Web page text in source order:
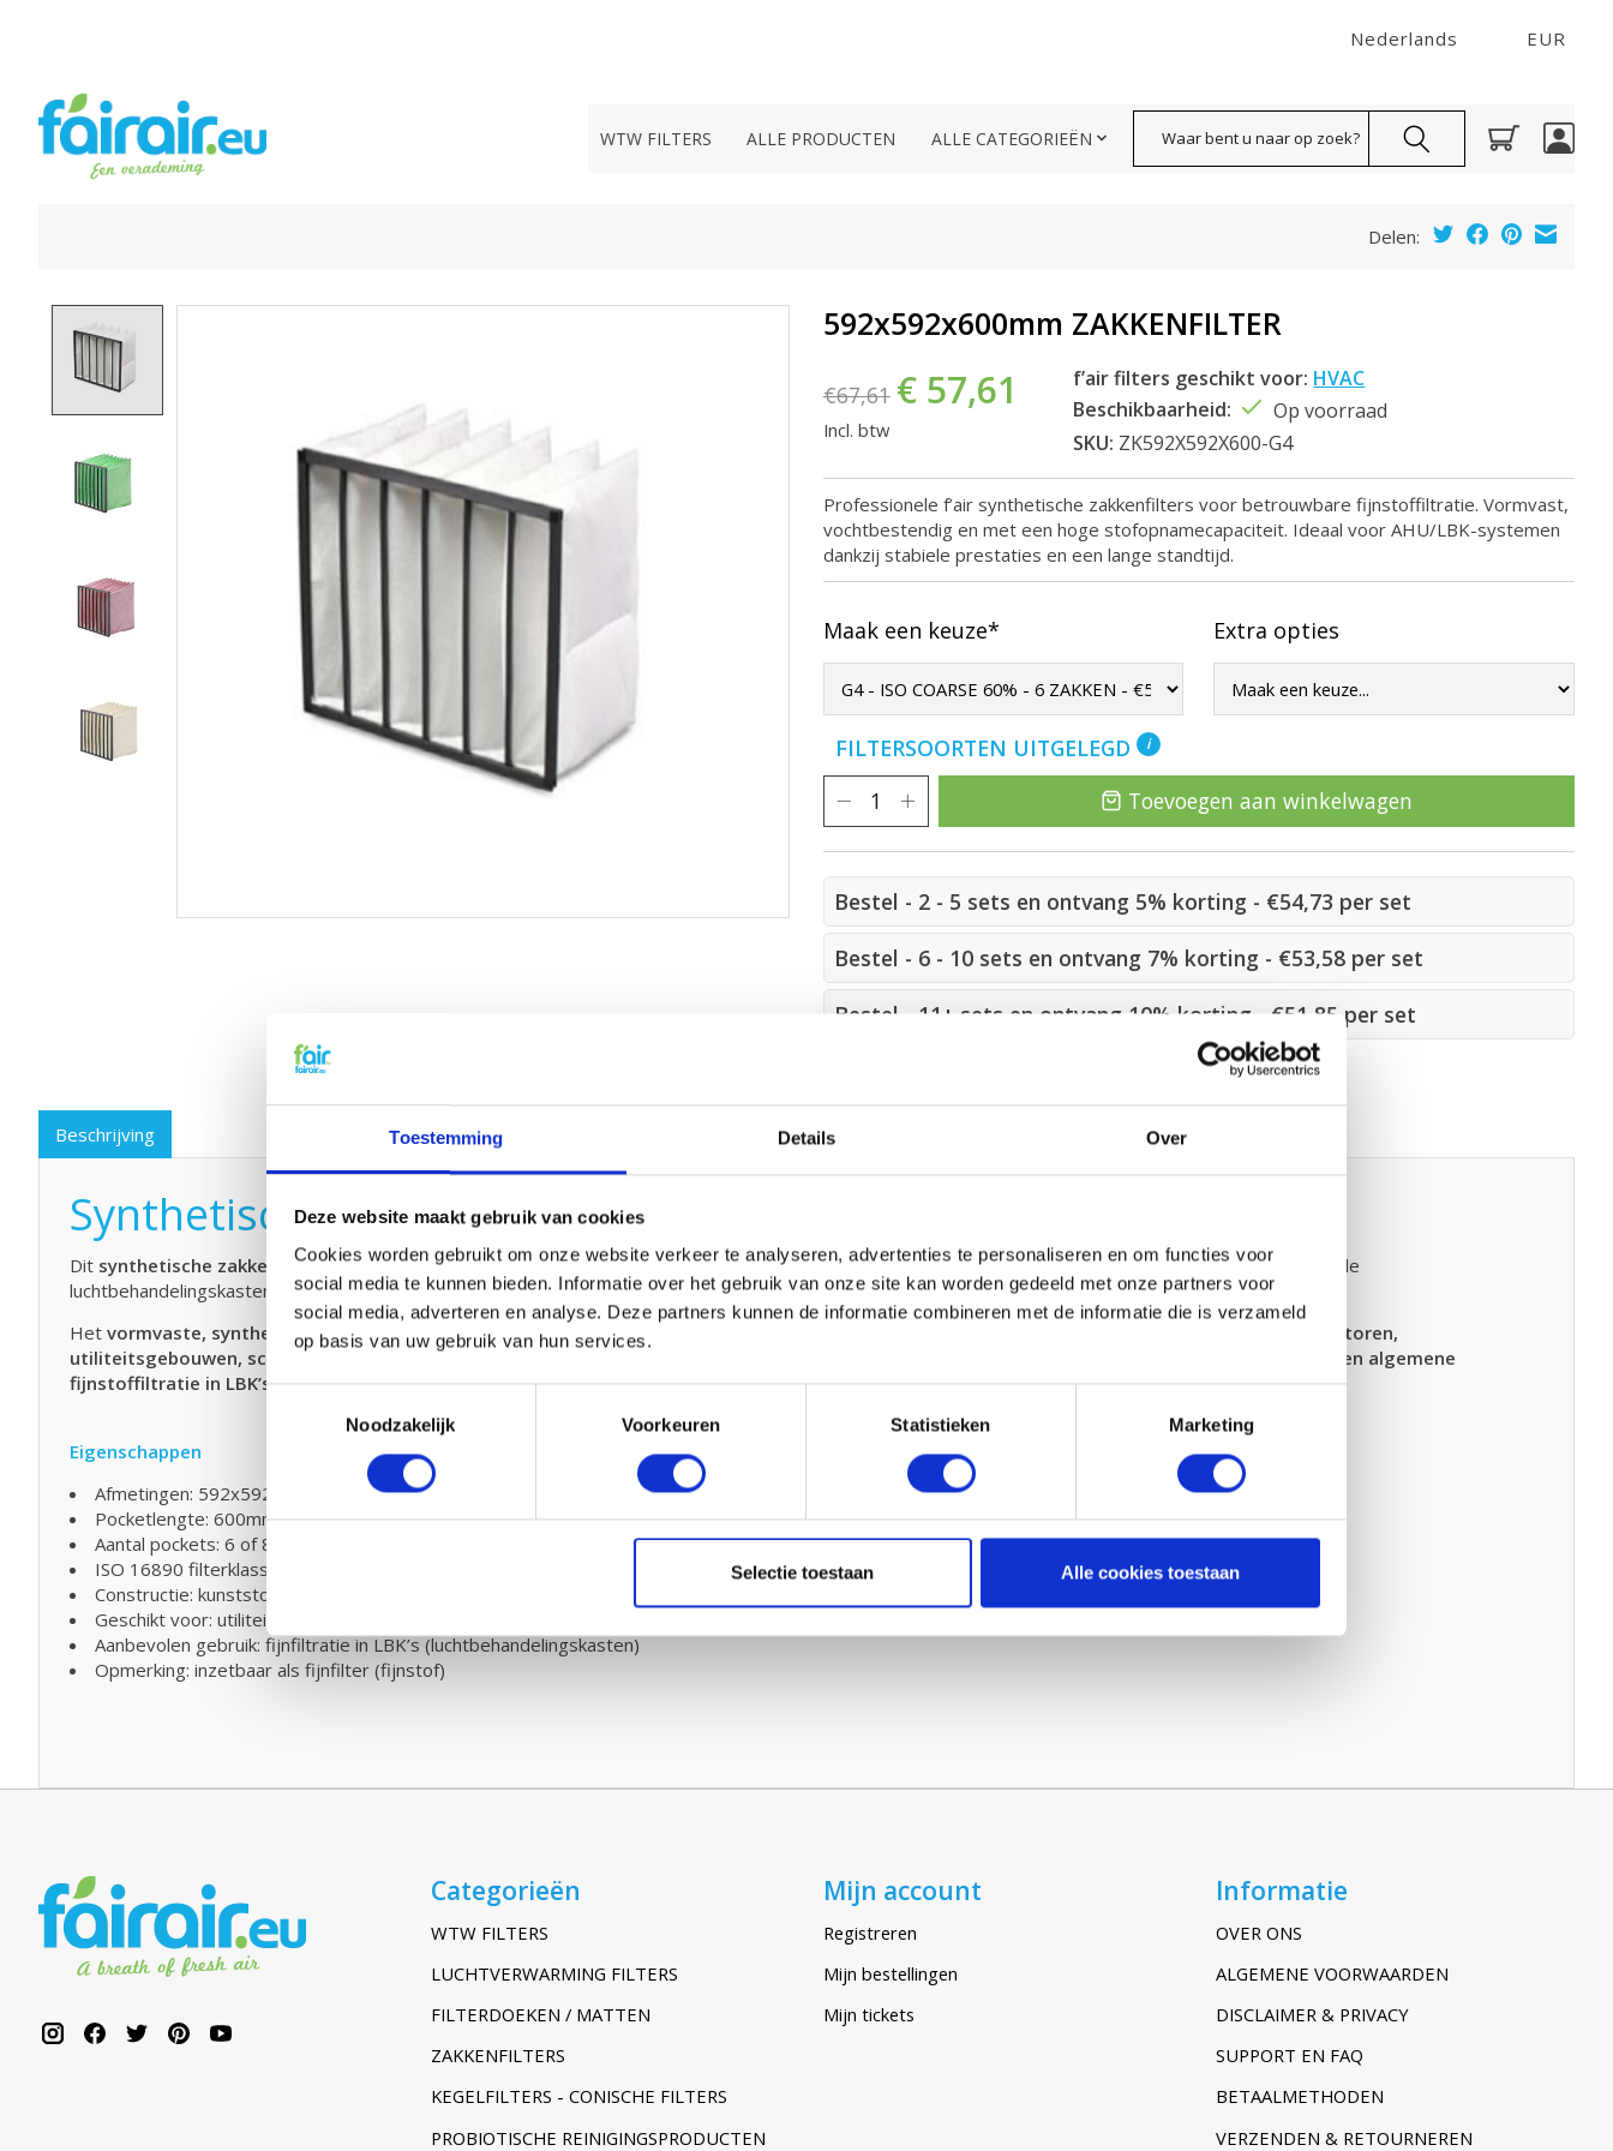
Toestemming Details Over
Deze website maakt gebruik van cookies
Cookies worden gebruikt om onze website verkeer te analyseren, advertenties te personaliseren en om functies voor
social media te kunnen bieden. Informatie over het gebruik van onze site kan worden gedeeld met onze partners voor
social media, adverteren en analyse. Deze partners kunnen de informatie combineren met de informatie die is verzameld
op basis van uw gebruik van hun services.
Toestemmingsselectie
Noodzakelijk
Voorkeuren Statistieken Marketing
Selectie toestaan Alle cookies toestaan
Nederlands EUR
WTW FILTERS ALLE PRODUCTEN ALLE CATEGORIEËN
Delen:
592x592x600mm ZAKKENFILTER
€67,61 € 57,61
Incl. btw
f’air filters geschikt voor: HVAC
Beschikbaarheid:
Op voorraad
SKU: ZK592X592X600-G4
Professionele f’air synthetische zakkenfilters voor betrouwbare fijnstoffiltratie. Vormvast,
vochtbestendig en met een hoge stofopnamecapaciteit. Ideaal voor AHU/LBK-systemen
dankzij stabiele prestaties en een lange standtijd.
Maak een keuze* Extra opties
FILTERSOORTEN UITGELEGD i
Toevoegen aan winkelwagen
Bestel - 2 - 5 sets en ontvang 5% korting - €54,73 per set
Bestel - 6 - 10 sets en ontvang 7% korting - €53,58 per set
Bestel - 11+ sets en ontvang 10% korting - €51,85 per set
Beschrijving
Synthetisch zakkenfilter – 592x592x600mm – 6 of 8 pockets
Dit synthetische zakkenfilterin de maat592x592x600mmmet6 of 8 pockets(zakken) is ontworpen voor betrouwbare fijnstoffiltratiein professionele
luchtbehandelingskasten (LBK’s).
Het vormvaste, synthetische filtermediumbiedt een stabiele luchtstroom en een goede stofopnamecapaciteit, waardoor dit filter geschikt is voor
kantoren,
utiliteitsgebouwen, scholen, technische ruimtes, lichte industrie en HVAC-installaties met algemene luchtkwaliteitsbehoefte
voorfiltratie en algemene
fijnstoffiltratie in LBK’s. (luchtbehandelingskasten)
Eigenschappen
Afmetingen: 592x592x600mm
Pocketlengte: 600mm
Aantal pockets: 6 of 8
ISO 16890 filterklasse: ISO course / ePM10, ePM1
Constructie: kunststof frame, synthetisch, vochtbestendig
Geschikt voor: utiliteit, kantoren, technische ruimtes
Aanbevolen gebruik: fijnfiltratie in LBK’s (luchtbehandelingskasten)
Opmerking: inzetbaar als fijnfilter (fijnstof)
Categorieën
WTW FILTERS
LUCHTVERWARMING FILTERS
FILTERDOEKEN / MATTEN
ZAKKENFILTERS
KEGELFILTERS - CONISCHE FILTERS
PROBIOTISCHE REINIGINGSPRODUCTEN
Mijn account
Registreren
Mijn bestellingen
Mijn tickets
Informatie
OVER ONS
ALGEMENE VOORWAARDEN
DISCLAIMER & PRIVACY
SUPPORT EN FAQ
BETAALMETHODEN
VERZENDEN & RETOURNEREN